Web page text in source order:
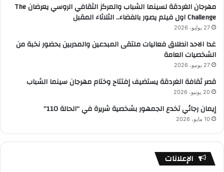
مهرجان الغردقة لسينما الشباب والمركز الثقافي الروسي يعرضان The
Challenge اول فيلم يصور بالفضاء.. الثلاثاء المقبل
27 يوليو، 2026
غدا الاحد انطلاق فعاليات ملتقى المبدعين والمدربين بحضور نخبة من
الشخصيات العامة
27 يونيو، 2026
قصر ثقافة الغردقة يستضيف إفتتاح وختام مهرجان سينما الشباب
20 يونيو، 2026
إيمان رجائي تخدع الجمهور بشخصية شريرة في “الحالة 110”
10 مايو، 2026
الإعلانات